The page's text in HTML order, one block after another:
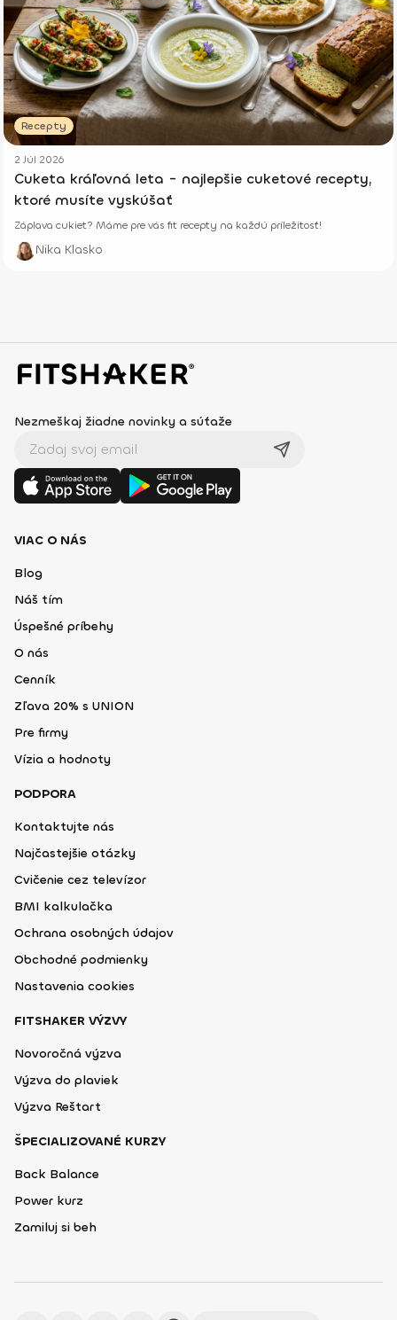
Recepty
2 Júl 2026
Cuketa kráľovná leta - najlepšie cuketové recepty,
ktoré musíte vyskúšať
Záplava cukiet? Máme pre vás fit recepty na každú príležitosť!
Nika Klasko
Nezmeškaj žiadne novinky a súťaže
VIAC O NÁS
Blog
Náš tím
Úspešné príbehy
O nás
Cenník
Zľava 20% s UNION
Pre firmy
Vízia a hodnoty
PODPORA
Kontaktujte nás
Najčastejšie otázky
Cvičenie cez televízor
BMI kalkulačka
Ochrana osobných údajov
Obchodné podmienky
Nastavenia cookies
FITSHAKER VÝZVY
Novoročná výzva
Výzva do plaviek
Výzva Reštart
ŠPECIALIZOVANÉ KURZY
Back Balance
Power kurz
Zamiluj si beh